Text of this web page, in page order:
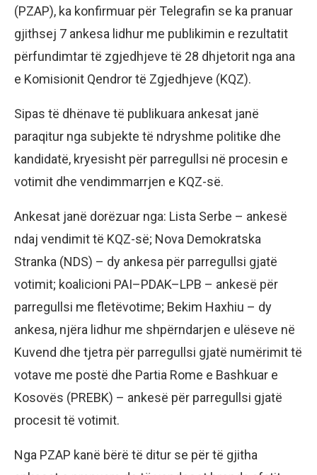
(PZAP), ka konfirmuar për Telegrafin se ka pranuar
gjithsej 7 ankesa lidhur me publikimin e rezultatit
përfundimtar të zgjedhjeve të 28 dhjetorit nga ana
e Komisionit Qendror të Zgjedhjeve (KQZ).
Sipas të dhënave të publikuara ankesat janë
paraqitur nga subjekte të ndryshme politike dhe
kandidatë, kryesisht për parregullsi në procesin e
votimit dhe vendimmarrjen e KQZ-së.
Ankesat janë dorëzuar nga: Lista Serbe – ankesë
ndaj vendimit të KQZ-së; Nova Demokratska
Stranka (NDS) – dy ankesa për parregullsi gjatë
votimit; koalicioni PAI–PDAK–LPB – ankesë për
parregullsi me fletëvotime; Bekim Haxhiu – dy
ankesa, njëra lidhur me shpërndarjen e ulëseve në
Kuvend dhe tjetra për parregullsi gjatë numërimit të
votave me postë dhe Partia Rome e Bashkuar e
Kosovës (PREBK) – ankesë për parregullsi gjatë
procesit të votimit.
Nga PZAP kanë bërë të ditur se për të gjitha